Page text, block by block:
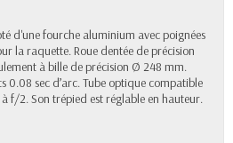
d'une fourche aluminium avec poignées
la raquette. Roue dentée de précision
à bille de précision Ø 248 mm.
0.08 sec d’arc. Tube optique compatible
à f/2. Son trépied est réglable en hauteur.